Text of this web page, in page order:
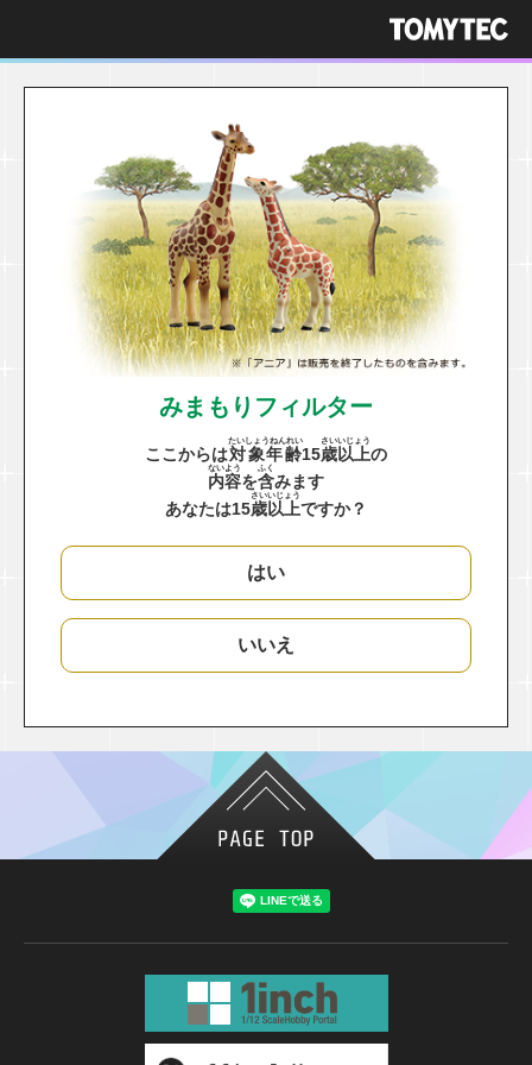
みまもりフィルター
ここからは対象年齢
たいしょうねんれい
15歳
さい
以上
いじょう
の
内容
ないよう
を含
ふく
みます
あなたは15歳
さい
以上
いじょう
ですか？
はい
いいえ